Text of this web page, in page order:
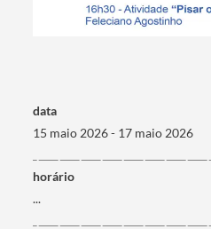
Termo de Pesquisa
data
15 maio 2026 - 17 maio 2026
horário
...